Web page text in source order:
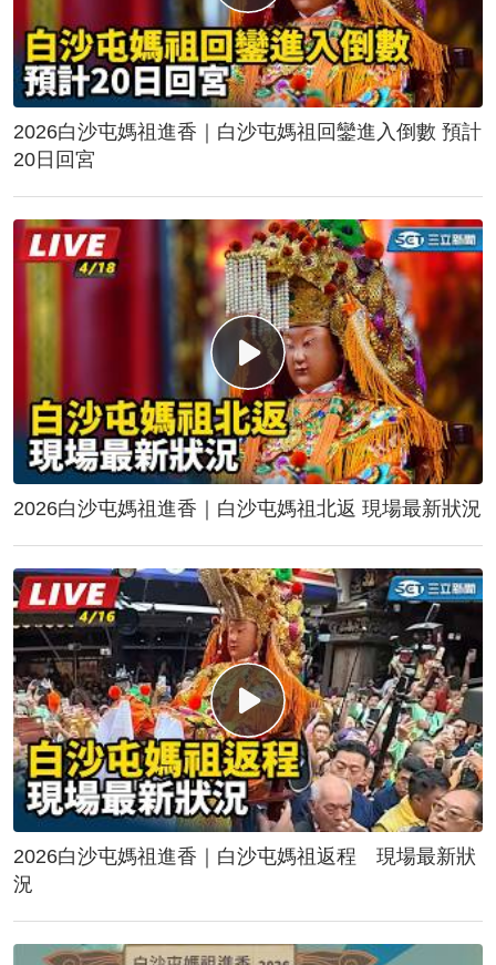
2026白沙屯媽祖進香｜白沙屯媽祖回鑾進入倒數 預計
20日回宮
2026白沙屯媽祖進香｜白沙屯媽祖北返 現場最新狀況
2026白沙屯媽祖進香｜白沙屯媽祖返程 現場最新狀
況